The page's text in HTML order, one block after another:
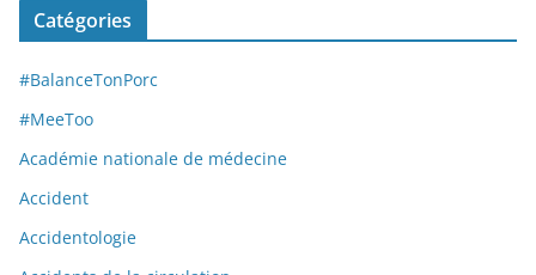
Catégories
#BalanceTonPorc
#MeeToo
Académie nationale de médecine
Accident
Accidentologie